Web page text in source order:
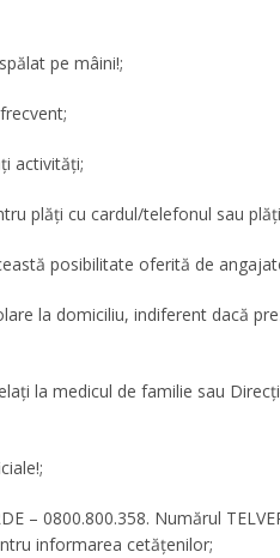
pe mâini!;
activități;
plăți cu cardul/telefonul sau
posibilitate oferită de
la domiciliu, indiferent dacă
la medicul de familie sau
– 0800.800.358. Numărul
informarea cetățenilor;